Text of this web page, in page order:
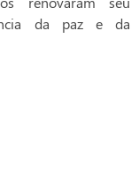
da paz e da